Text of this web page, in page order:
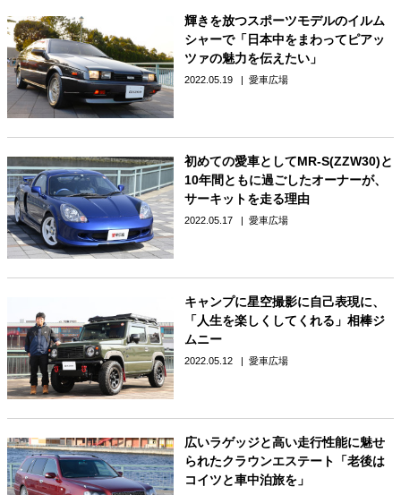
輝きを放つスポーツモデルのイルム
シャーで「日本中をまわってピアッ
ツァの魅力を伝えたい」
2022.05.19 愛車広場
初めての愛車としてMR-S(ZZW30)と
10年間ともに過ごしたオーナーが、
サーキットを走る理由
2022.05.17 愛車広場
キャンプに星空撮影に自己表現に、
「人生を楽しくしてくれる」相棒ジ
ムニー
2022.05.12 愛車広場
広いラゲッジと高い走行性能に魅せ
られたクラウンエステート「老後は
コイツと車中泊旅を」